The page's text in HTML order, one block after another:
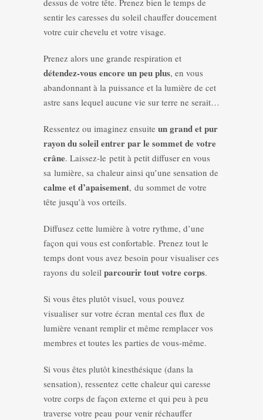
dessus de votre tête. Prenez bien le temps de
sentir les caresses du soleil chauffer doucement
votre cuir chevelu et votre visage.
Prenez alors une grande respiration et
détendez-vous encore un peu plus, en vous
abandonnant à la puissance et la lumière de cet
astre sans lequel aucune vie sur terre ne serait…
Ressentez ou imaginez ensuite un grand et pur
rayon du soleil entrer par le sommet de votre
crâne. Laissez-le petit à petit diffuser en vous
sa lumière, sa chaleur ainsi qu’une sensation de
calme et d’apaisement, du sommet de votre
tête jusqu’à vos orteils.
Diffusez cette lumière à votre rythme, d’une
façon qui vous est confortable. Prenez tout le
temps dont vous avez besoin pour visualiser ces
rayons du soleil parcourir tout votre corps.
Si vous êtes plutôt visuel, vous pouvez
visualiser sur votre écran mental ces flux de
lumière venant remplir et même remplacer vos
membres et toutes les parties de vous-même.
Si vous êtes plutôt kinesthésique (dans la
sensation), ressentez cette chaleur qui caresse
votre corps de façon externe et qui peu à peu
traverse votre peau pour venir réchauffer